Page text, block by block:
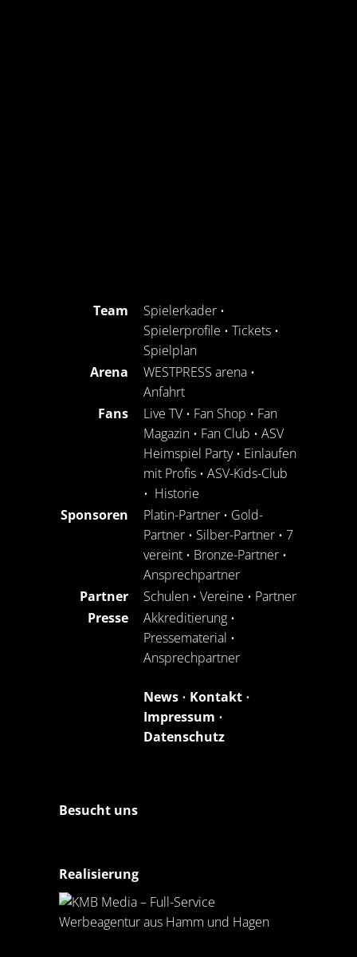
Team Spielerkader •
Spielerprofile • Tickets •
Spielplan
Arena
WESTPRESS arena •
Anfahrt
Fans
Live TV • Fan Shop • Fan
Magazin • Fan Club • ASV
Heimspiel Party• Einlaufen
mit Profis • ASV-Kids-Club
• Historie
Sponsoren
Platin-Partner • Gold-
Partner • Silber-Partner • 7
vereint • Bronze-Partner •
Ansprechpartner
Partner
Schulen • Vereine • Partner
Presse
Akkreditierung •
Pressematerial •
Ansprechpartner
News • Kontakt •
Impressum •
Datenschutz
Besucht uns
Realisierung